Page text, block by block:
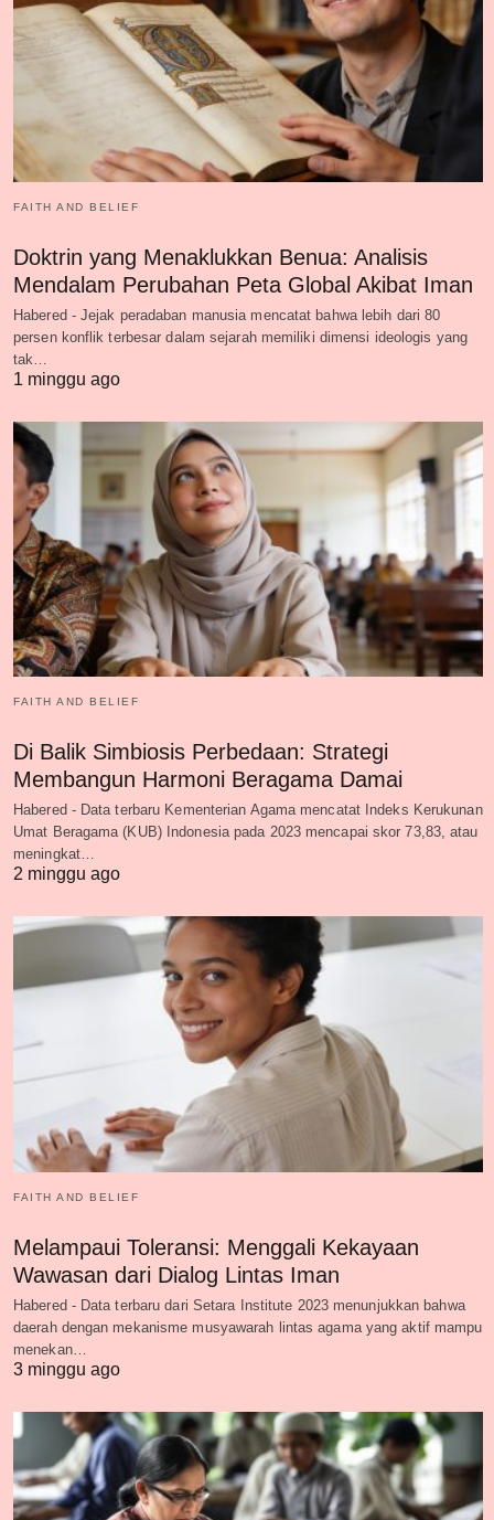
FAITH AND BELIEF
Doktrin yang Menaklukkan Benua: Analisis
Mendalam Perubahan Peta Global Akibat Iman
Habered - Jejak peradaban manusia mencatat bahwa lebih dari 80
persen konflik terbesar dalam sejarah memiliki dimensi ideologis yang
tak…
1 minggu ago
FAITH AND BELIEF
Di Balik Simbiosis Perbedaan: Strategi
Membangun Harmoni Beragama Damai
Habered - Data terbaru Kementerian Agama mencatat Indeks Kerukunan
Umat Beragama (KUB) Indonesia pada 2023 mencapai skor 73,83, atau
meningkat…
2 minggu ago
FAITH AND BELIEF
Melampaui Toleransi: Menggali Kekayaan
Wawasan dari Dialog Lintas Iman
Habered - Data terbaru dari Setara Institute 2023 menunjukkan bahwa
daerah dengan mekanisme musyawarah lintas agama yang aktif mampu
menekan…
3 minggu ago